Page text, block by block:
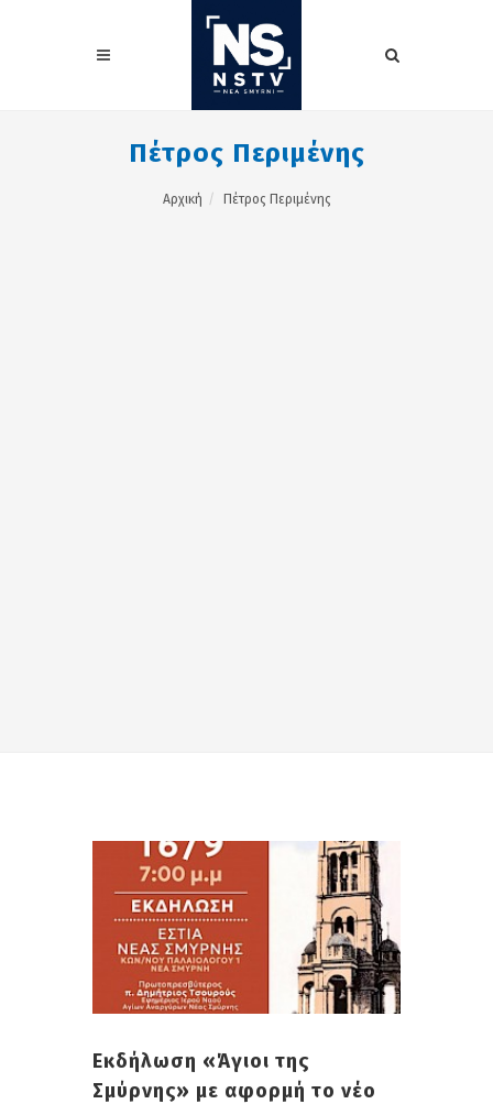
Πέτρος Περιμένης
Αρχική Πέτρος Περιμένης
Εκδήλωση «Άγιοι της
Σμύρνης» με αφορμή το νέο